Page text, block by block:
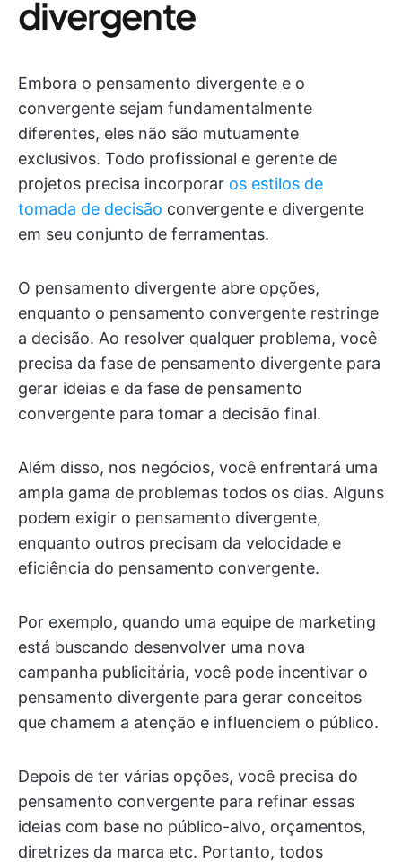
divergente
Embora o pensamento divergente e o
convergente sejam fundamentalmente
diferentes, eles não são mutuamente
exclusivos. Todo profissional e gerente de
projetos precisa incorporar os estilos de
tomada de decisão convergente e divergente
em seu conjunto de ferramentas.
O pensamento divergente abre opções,
enquanto o pensamento convergente restringe
a decisão. Ao resolver qualquer problema, você
precisa da fase de pensamento divergente para
gerar ideias e da fase de pensamento
convergente para tomar a decisão final.
Além disso, nos negócios, você enfrentará uma
ampla gama de problemas todos os dias. Alguns
podem exigir o pensamento divergente,
enquanto outros precisam da velocidade e
eficiência do pensamento convergente.
Por exemplo, quando uma equipe de marketing
está buscando desenvolver uma nova
campanha publicitária, você pode incentivar o
pensamento divergente para gerar conceitos
que chamem a atenção e influenciem o público.
Depois de ter várias opções, você precisa do
pensamento convergente para refinar essas
ideias com base no público-alvo, orçamentos,
diretrizes da marca etc. Portanto, todos